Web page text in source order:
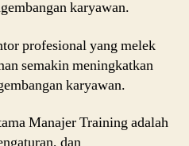
karyawan.
profesional yang melek
semakin meningkatkan
karyawan.
Manajer Training adalah